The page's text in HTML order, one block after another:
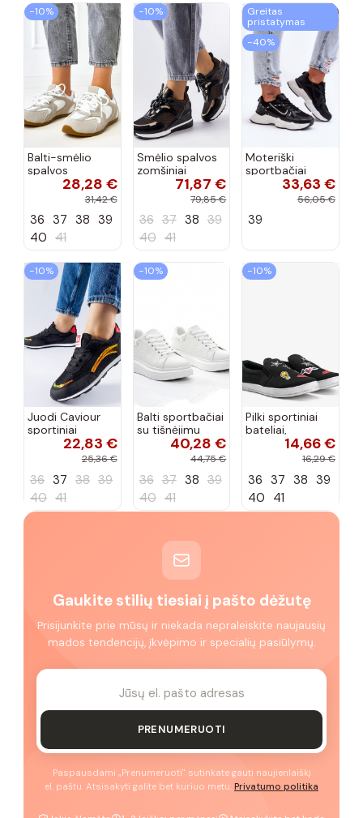
−10%
Balti-smėlio
spalvos
sportiniai
Casey
28,28 €
31,42 €
36 37 38 39
40 41
−10%
Smėlio spalvos
zomšiniai
sportiniai
bateliai, „Karino"
71,87 €
79,85 €
36 37 38 39
40 41
Greitas
pristatymas
−40%
Moteriški
sportbačiai
juodos spalvos
33,63 €
56,05 €
39
−10%
Juodi Caviour
sportiniai
sportbačiai22,83 €
25,36 €
36 37 38 39
40 41
−10%
Balti sportbačiai
su tišnėjimu
Peyton40,28 €
44,75 €
36 37 38 39
40 41
−10%
Pilki sportiniai
bateliai,
„Justice"14,66 €
16,29 €
36 37 38 39
40 41
Gaukite stilių tiesiai į pašto dėžutę
Prisijunkite prie mūsų ir niekada nepraleiskite naujausių
mados tendencijų, įkvėpimo ir specialių pasiūlymų.
PRENUMERUOTI
Paspausdami „Prenumeruoti" sutinkate gauti naujienlaiškį
el. paštu. Atsisakyti galite bet kuriuo metu. Privatumo politika